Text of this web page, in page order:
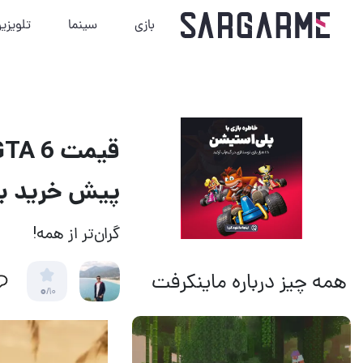
بازی سینما
همه چیز درباره ماینکرفت
پیش خرید
گران‌تر از همه!
0/10